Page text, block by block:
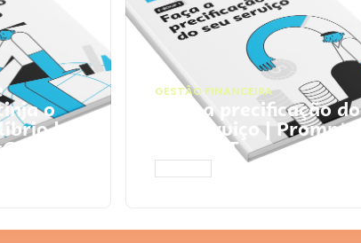
o
|
GESTÃO FINANCEIRA
Faça a precificação do
seu serviço | Prompts
ChatGPT